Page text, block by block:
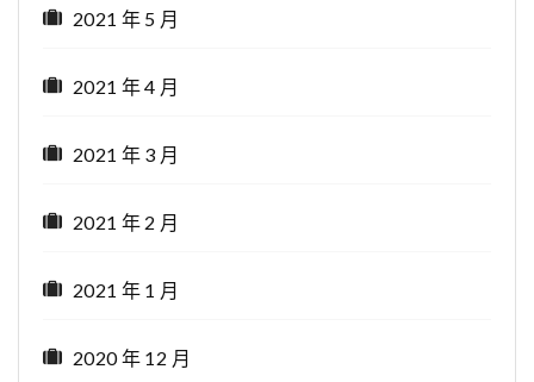
2021 年 5 月
2021 年 4 月
2021 年 3 月
2021 年 2 月
2021 年 1 月
2020 年 12 月